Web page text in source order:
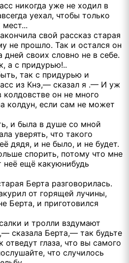
никогда уже не ходил в
уехал, чтобы только
свой рассказ старая
не прошло. Так и остался он
своих словно не в себе.
а с придурью!..
так с придурью и
из Кнэ,— сказал я .— И уж
колдовстве он не много
колдун, если сам не может
и была в душе со мной
уверять, что такого
дядя, и не было, и не будет.
спорить, потому что мне
неё ещё какуюнибудь
Берта разговорилась.
от горящей лучины,
Берта, и приготовился
и тролли вздумают
сказала Берта,— так будьте
глаза, что вы самого
что случилось